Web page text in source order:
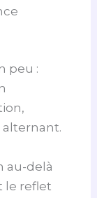
peu :
au-delà
le reflet